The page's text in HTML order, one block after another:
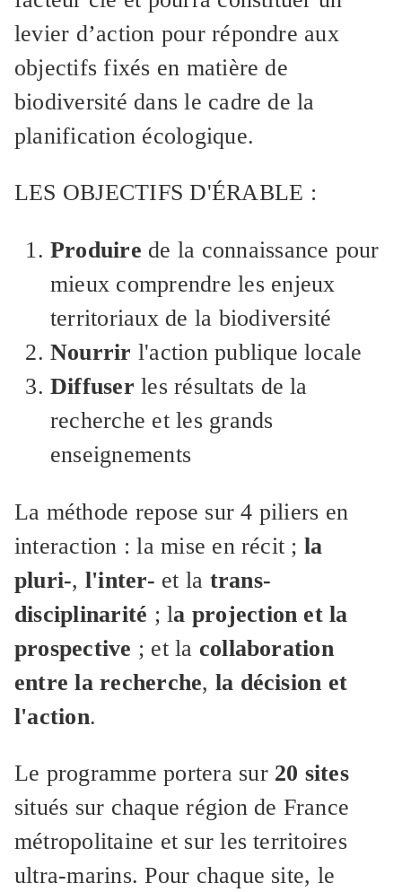
levier d’action pour répondre aux
objectifs fixés en matière de
biodiversité dans le cadre de la
planification écologique.
LES OBJECTIFS D'ÉRABLE :
Produire de la connaissance pour
mieux comprendre les enjeux
territoriaux de la biodiversité
Nourrir l'action publique locale
Diffuser les résultats de la
recherche et les grands
enseignements
La méthode repose sur 4 piliers en
interaction : la mise en récit ; la
pluri-, l'inter- et la trans-
disciplinarité ; la projection et la
prospective ; et la collaboration
entre la recherche, la décision et
l'action.
Le programme portera sur 20 sites
situés sur chaque région de France
métropolitaine et sur les territoires
ultra-marins. Pour chaque site, le